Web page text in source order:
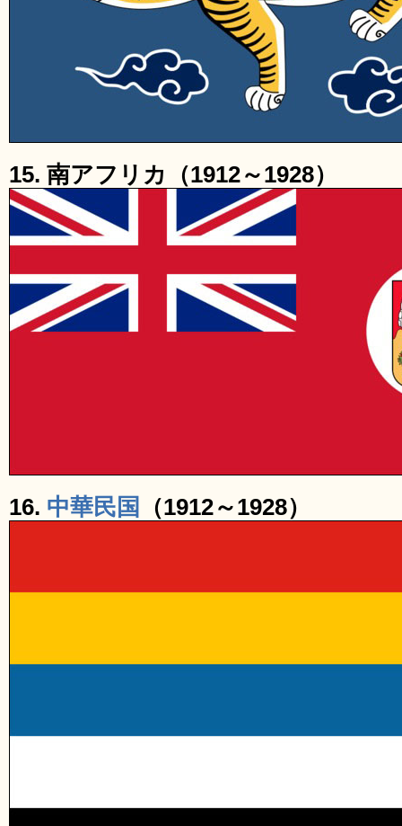
15. 南アフリカ（1912～1928）
16. 中華民国 （1912～1928）